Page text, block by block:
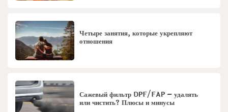
Четыре занятия, которые укрепляют
отношения
Сажевый фильтр DPF/FAP – удалять
или чистить? Плюсы и минусы